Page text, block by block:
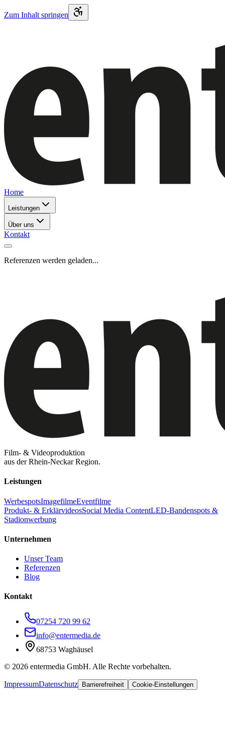
Zum Inhalt springen
Home
Leistungen
Über uns
Kontakt
Referenzen werden geladen...
Film- & Videoproduktion
aus der Rhein-Neckar Region.
Leistungen
WerbespotsImagefilmeEventfilme
Produkt- & ErklärvideosSocial Media ContentLED-Bandenspots &
Stadionwerbung
Unternehmen
Unser Team
Referenzen
Blog
Kontakt
07254 720 99 62
info@entermedia.de
68753 Waghäusel
© 2026 entermedia GmbH. Alle Rechte vorbehalten.
ImpressumDatenschutz Barrierefreiheit Cookie-Einstellungen